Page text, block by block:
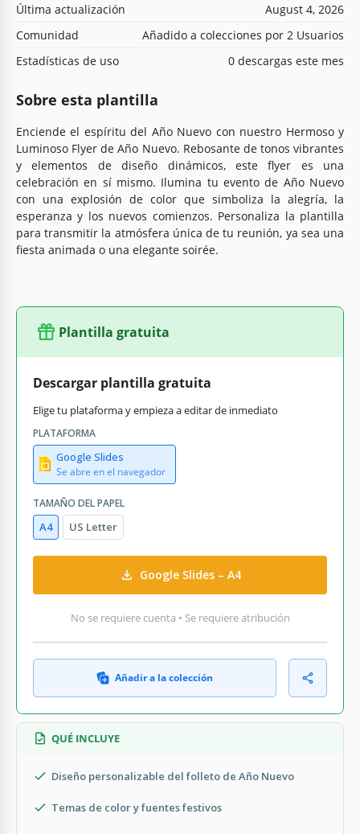
Última actualización
August 4, 2026
Comunidad
Añadido a colecciones por 2 Usuarios
Estadísticas de uso
0 descargas este mes
Sobre esta plantilla
Enciende el espíritu del Año Nuevo con nuestro Hermoso y
Luminoso Flyer de Año Nuevo. Rebosante de tonos vibrantes
y elementos de diseño dinámicos, este flyer es una
celebración en sí mismo. Ilumina tu evento de Año Nuevo
con una explosión de color que simboliza la alegría, la
esperanza y los nuevos comienzos. Personaliza la plantilla
para transmitir la atmósfera única de tu reunión, ya sea una
fiesta animada o una elegante soirée.
Plantilla gratuita
Descargar plantilla gratuita
Elige tu plataforma y empieza a editar de inmediato
PLATAFORMA
Google Slides
Se abre en el navegador
TAMAÑO DEL PAPEL
A4 US Letter
Google Slides – A4
No se requiere cuenta • Se requiere atribución
Añadir a la colección
QUÉ INCLUYE
Diseño personalizable del folleto de Año Nuevo
Temas de color y fuentes festivos